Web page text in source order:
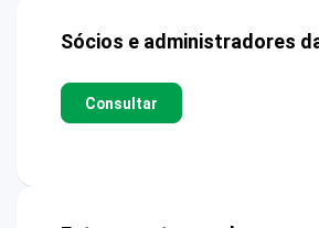
Sócios e administradores
Consultar